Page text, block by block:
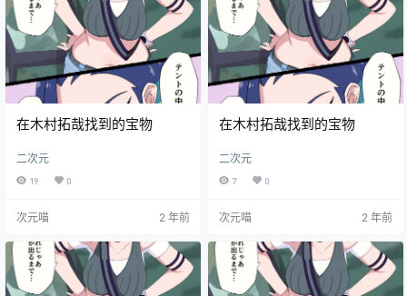
在木村拓哉找到的宝物
二次元
19 0
次元喵 2 年前
在木村拓哉找到的宝物
二次元
7 0
次元喵 2 年前